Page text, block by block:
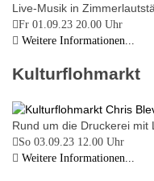
Live-Musik in
Fr 01.09.23 20.00 Uhr
Weitere Informationen...
Kulturflohmarkt
Rund um die Druckerei mit
So 03.09.23 12.00 Uhr
Weitere Informationen...